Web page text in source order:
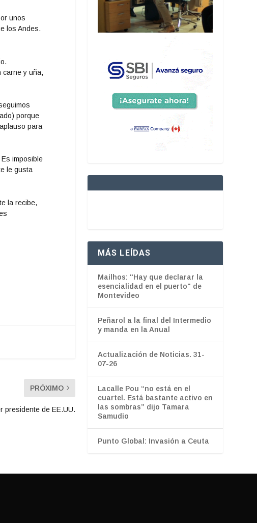
unos
los Andes.
carne y uña,
porque
para
imposible
le gusta
la recibe,
PRÓXIMO
presidente de EE.UU.
MÁS LEÍDAS
Mailhos: "Hay que declarar la
esencialidad en el puerto" de
Montevideo
Peñarol a la final del Intermedio
y manda en la Anual
Actualización de Noticias. 31-
07-26
Lacalle Pou “no está en el
cuartel. Está bastante activo en
las sombras” dijo Tamara
Samudio
Punto Global: Invasión a Ceuta